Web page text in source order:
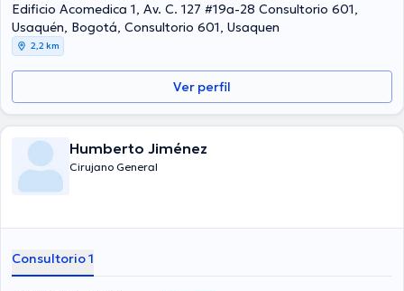
Edificio Acomedica 1, Av. C. 127 #19a-28 Consultorio 601,
Usaquén, Bogotá, Consultorio 601, Usaquen
2,2 km
Ver perfil
Humberto Jiménez
Cirujano General
Consultorio 1